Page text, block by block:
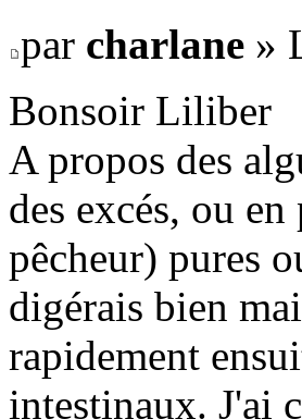
par charlane »
Bonsoir Liliber
A propos des
des excés, ou
pêcheur) pures
digérais bien
rapidement
intestinaux. J'ai